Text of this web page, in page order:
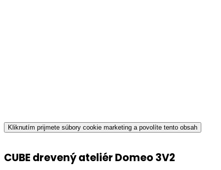
Kliknutím prijmete súbory cookie marketing a povolíte tento obsah
CUBE drevený ateliér Domeo 3V2